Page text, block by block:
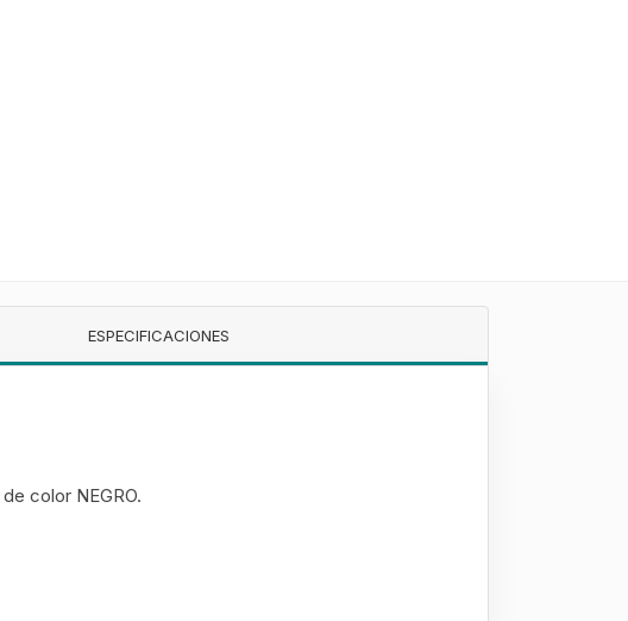
ESPECIFICACIONES
de color NEGRO.